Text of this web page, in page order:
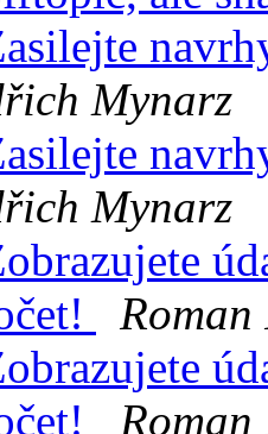
Mynarz
Mynarz
Roman
Roman